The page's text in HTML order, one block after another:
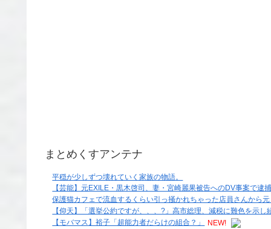
まとめくすアンテナ
平穏が少しずつ壊れていく家族の物語。
【芸能】元EXILE・黒木啓司、妻・宮崎麗果被告へのDV事案で逮
保護猫カフェで流血するくらい引っ掻かれちゃった店員さんから
【仰天】「選挙公約ですが、、、?」高市総理、減税に難色を示
【モバマス】裕子「超能力者だらけの組合？」
NEW!